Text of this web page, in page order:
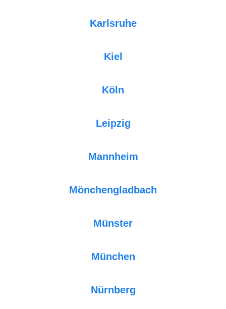
Karlsruhe
Kiel
Köln
Leipzig
Mannheim
Mönchengladbach
Münster
München
Nürnberg